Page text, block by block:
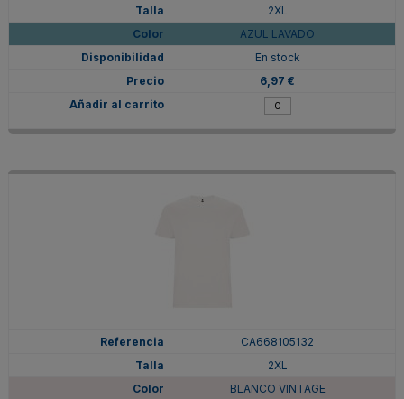
2XL
AZUL LAVADO
En stock
6,97 €
CA668105132
2XL
BLANCO VINTAGE